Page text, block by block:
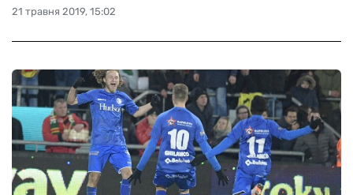
21 травня 2019, 15:02